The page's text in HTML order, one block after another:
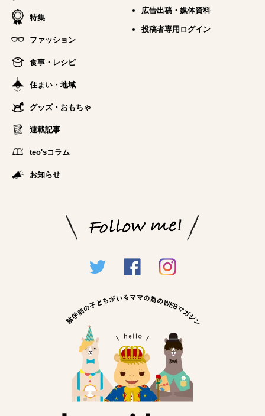
特集
ファッション
食事・レシピ
住まい・地域
グッズ・おもちゃ
連載記事
teo'sコラム
お知らせ
広告出稿・媒体資料
投稿者専用ログイン